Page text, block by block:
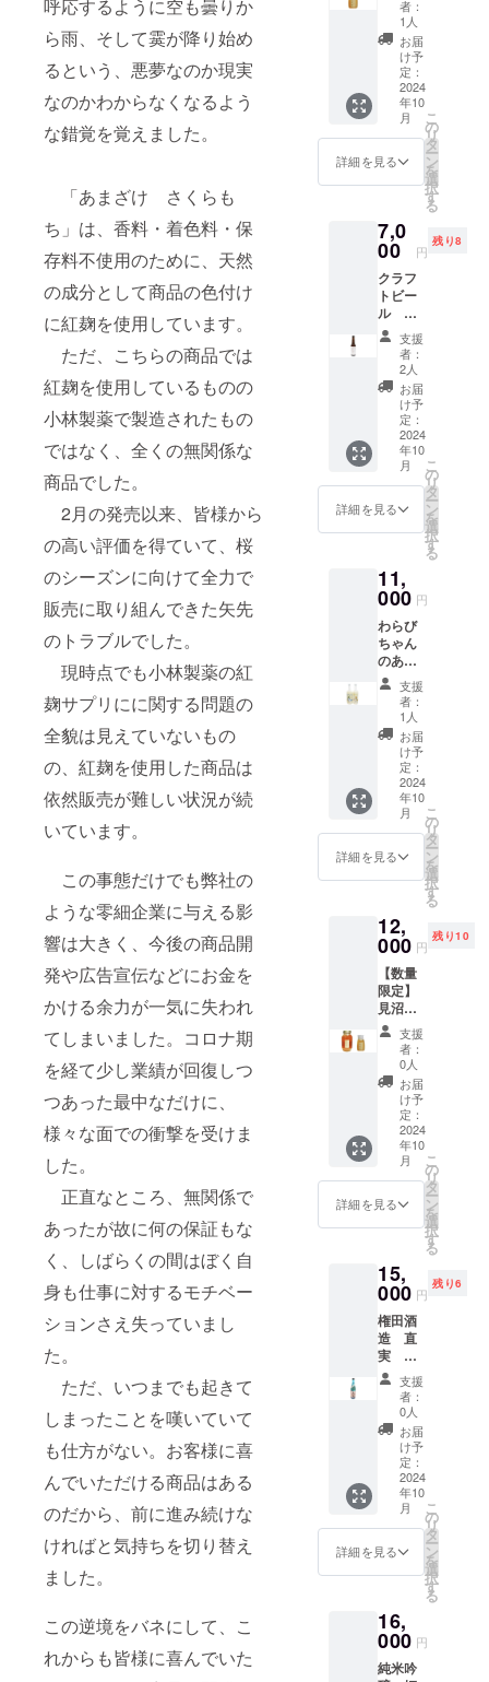
呼応するように空も曇りか
ら雨、そして霙が降り始め
るという、悪夢なのか現実
なのかわからなくなるよう
な錯覚を覚えました。
「あまざけ さくらも
ち」は、香料・着色料・保
存料不使用のために、天然
の成分として商品の色付け
に紅麹を使用しています。
ただ、こちらの商品では
紅麹を使用しているものの
小林製薬で製造されたもの
ではなく、全くの無関係な
商品でした。
2月の発売以来、皆様から
の高い評価を得ていて、桜
のシーズンに向けて全力で
販売に取り組んできた矢先
のトラブルでした。
現時点でも小林製薬の紅
麹サプリにに関する問題の
全貌は見えていないもの
の、紅麹を使用した商品は
依然販売が難しい状況が続
いています。
この事態だけでも弊社の
ような零細企業に与える影
響は大きく、今後の商品開
発や広告宣伝などにお金を
かける余力が一気に失われ
てしまいました。コロナ期
を経て少し業績が回復しつ
つあった最中なだけに、
様々な面での衝撃を受けま
した。
正直なところ、無関係で
あったが故に何の保証もな
く、しばらくの間はぼく自
身も仕事に対するモチベー
ションさえ失っていまし
た。
ただ、いつまでも起きて
しまったことを嘆いていて
も仕方がない。お客様に喜
んでいただける商品はある
のだから、前に進み続けな
ければと気持ちを切り替え
ました。
この逆境をバネにして、こ
れからも皆様に喜んでいた
性がご
ざいま
す。 掲
載方
法：文
字の
み、
ニック
ム、イ
ニシャ
意事
項：ご
支援に
際し、
必ず備
考欄に
掲載を
希望さ
れるお
名前を
ご記入
くださ
い。 掲
載を希
望され
合に
は、
し」と
ご記載
くださ
い。
シール
につい
て 現在
デザイ
ンは調
整中で
す。 リ
ターン
用のオ
リジナ
ものを
ご用意
す。 サ
イズは
60ｘ60
㎜の丸
型を想
定して
います
が、変
更の可
能性も
ござい
ます。
予めご
了承く
ださ
い。
希望の
場合に
はお知
らせく
ださ
い。
ホーム
ページ
のレイ
り、掲
載場所
等が変
更にな
る可能
性がご
ざいま
す。 掲
載方
法：文
字の
み、
ニック
ネー
ニシャ
ルな
項：ご
支援に
際し、
必ず備
考欄に
掲載を
希望さ
れるお
名前を
ご記入
くださ
い。 掲
載を希
望され
ない場
は、
「掲載
ご記載
くださ
い。
シール
につい
て 現在
デザイ
ンは調
整中で
す。 リ
ターン
用のオ
リジナ
ルデザ
ご用意
致しま
イズは
60ｘ60
㎜の丸
型を想
定して
います
が、変
更の可
能性も
ござい
ます。
予めご
了承く
ださ
い。
は、
「掲載
希望な
し」と
ご記載
くださ
い。
シール
につい
整中で
す。 リ
ターン
用のオ
リジナ
ルデザ
インの
ものを
ご用意
致しま
す。 サ
イズは
60ｘ60
㎜の丸
型を想
定して
います
ござい
ます。
了承く
ださ
い。
ものを
お届け
いたし
ます。
原産国:
日本 原
材料
名：米
こうじ
（国内
製
赤米
（埼玉
県蓮田
市産）
弊社
ホーム
ページ
へのお
名前掲
載につ
いて 掲
載期
間：
2025年
1月から
5年間掲
載しま
い場
合、掲
載の中
止をご
希望の
場合に
はお知
らせく
ださ
い。
ホーム
ページ
のレイ
アウト
変更等
によ
り、掲
更にな
る可能
ざいま
す。 掲
載方
法：文
字の
み、
ニック
ネー
ム、イ
ニシャ
ルな
ど。 注
項：ご
支援に
考欄に
掲載を
希望さ
れるお
名前を
ご記入
くださ
い。 掲
載を希
望され
ない場
合に
は、
「掲載
希望な
ご記載
くださ
につい
て 現在
デザイ
載しま
す。 掲
載を希
望しな
い場
合、掲
載の中
止をご
希望の
場合に
はお知
ださ
い。
ホーム
ページ
のレイ
アウト
変更等
によ
り、掲
載場所
や配置
等が変
更にな
る可能
性がご
ざいま
す。 掲
載方
法：文
み、
ニック
ネー
ム、イ
ニシャ
ルな
ど。 注
意事
項：ご
支援に
際し、
必ず備
考欄に
掲載を
希望さ
れるお
名前を
載を希
望され
ない場
合に
は、
「掲載
希望な
し」と
ご記載
くださ
い。
シール
につい
て 現在
デザイ
ンは調
整中で
リジナ
ルデザ
ものを
ご用意
致しま
す。 サ
イズは
60ｘ60
㎜の丸
型を想
定して
います
が、変
更の可
ござい
ます。
ださ
い。
ど。 注
意事
項：ご
支援に
際し、
必ず備
考欄に
掲載を
希望さ
れるお
名前を
くださ
い。 掲
載を希
望され
ない場
合に
は、
「掲載
希望な
し」と
ご記載
くださ
い。
シール
につい
て 現在
デザイ
ンは調
整中で
ターン
用のオ
リジナ
ルデザ
インの
ものを
ご用意
致しま
す。 サ
イズは
60ｘ60
㎜の丸
型を想
定して
います
が、変
更の可
能性も
ござい
予めご
了承く
ださ
い。 お
まけに
ついて
埼玉県
産 狭
山茶
宇治抹
茶入り
玄米茶
aburabi
オリジ
ナルブ
レン
ド 60
玄米茶
原材料
名：
（国
産）・
玄米
（国
産）・
抹茶
（国
産） 内
容量：
60ｇ 賞
味期
限：90
日以上
の期間
法：直
射日
温・多
アウト
変更等
によ
り、掲
載場所
や配置
等が変
性がご
ざいま
載方
法：文
字の
み、
ニック
ネー
ム、イ
ニシャ
ルな
ど。 注
意事
項：ご
支援に
際し、
必ず備
考欄に
掲載を
希望さ
れるお
ご記入
くださ
い。 掲
載を希
望され
ない場
合に
は、
「掲載
希望な
し」と
ご記載
くださ
い。
シール
につい
て 現在
デザイ
ンは調
す。 リ
ターン
用のオ
リジナ
ルデザ
インの
ものを
ご用意
致しま
す。 サ
イズは
60ｘ60
㎜の丸
型を想
定して
います
が、変
更の可
能性も
ます。
予めご
了承く
ださ
い。 お
まけに
ついて
埼玉県
産 狭
山茶
宇治抹
茶入り
玄米茶
aburabi
オリジ
ナルブ
レン
茶入り
玄米茶
原材料
名：
1月から
5年間掲
載しま
す。 掲
載を希
望しな
い場
合、掲
止をご
希望の
らせく
ださ
い。
ホーム
ページ
のレイ
アウト
変更等
によ
り、掲
載場所
や配置
等が変
更にな
ざいま
す。 掲
法：文
字の
み、
ニック
ネー
ム、イ
ニシャ
ルな
ど。 注
意事
項：ご
支援に
際し、
必ず備
考欄に
掲載を
希望さ
れるお
名前を
くださ
い。 掲
載を希
望され
ない場
合に
は、
「掲載
希望な
し」と
ご記載
くださ
い。
シール
につい
て 現在
デザイ
ンは調
整中で
ターン
用のオ
リジナ
ルデザ
インの
ものを
ご用意
致しま
す。 サ
イズは
60ｘ60
㎜の丸
型を想
定して
います
が、変
更の可
能性も
ござい
予めご
了承く
ださ
い。 お
5.11㎢
の文字
がデザ
インさ
れてい
ます。
サイズ
はS・
M・L・
XLの4
種類。
ページ
へのお
名前掲
載につ
いて 掲
載期
間：
2025年
1月から
5年間掲
載しま
す。 掲
載を希
望しな
い場
載の中
止をご
はお知
らせく
ださ
い。
ホーム
ページ
のレイ
アウト
変更等
によ
り、掲
載場所
や配置
等が変
性がご
ざいま
載方
法：文
字の
み、
ニック
ネー
ム、イ
ニシャ
ルな
ど。 注
意事
項：ご
支援に
際し、
必ず備
考欄に
掲載を
希望さ
れるお
ご記入
くださ
い。 掲
載を希
望され
ない場
合に
は、
「掲載
希望な
し」と
ご記載
くださ
い。
シール
につい
て 現在
デザイ
ンは調
す。 リ
ターン
用のオ
リジナ
合わせ
やす
い、
ちょっ
と辛口
のお酒
で、冷
やして
飲むの
酒で
す。 全
土産品
連盟会
長賞を
受賞し
ていま
す。 行
田市の
横田酒
造にて
生産し
ていま
す。 ※
イメー
ジで
付属し
ていま
せん。
純米吟
醸 姫
蕨 品
目：清
酒 内容
量：
720ml
原材料
名：米
（国
産）、
米こう
産米）
精米歩
ルコー
ル分：
15度以
上16度
未満 弊
社ホー
ムペー
ジへの
お名前
掲載に
ついて
掲載期
間：
2025年
1月から
載しま
す。 掲
望しな
い場
合、掲
載の中
止をご
希望の
場合に
はお知
らせく
ださ
い。
ホーム
ページ
のレイ
アウト
変更等
によ
り、掲
載場所
等が変
更にな
る可能
性がご
玉県産
のお米
「彩の
きず
な」、
ゆずは
毛呂山
町産の
「桂木
してい
ます。
保存料
や着色
料、香
料を加
えず、
砂糖や
酒粕を
使用し
ていな
い麹の
あまざ
けで
す。 ノ
ンアル
コール
らお年
寄りま
しみい
ただけ
ます。
お米由
来の自
然な甘
さをご
堪能い
ただけ
ます。
暑かっ
たり体
などで
食欲が
手軽に
補給で
きま
す。 夏
は冷や
した
り、ア
イスで
もお楽
しみい
ただけ
ます。
わらび
ちゃん
のあま
は、
2023年
TENAS
HI
Selecti
on」
「埼玉
県新商
品
AWARD
」に入
賞して
いま
す。 わ
らび
ちゃん
プレー
ン 名
まざけ
内容
量：
770ｇ
くりも
の
aburabi
はちみ
つ 国
産非加
熱百花
蜜 300
ｇ
チュー
ブ 送
み お
よび
オリジ
ナル
シー
ル・お
礼状・
弊社
ホーム
ページ
へのお
名前掲
載・お
まけ
（埼玉
県産
狭山
米茶
aburabi
オリジ
ナルブ
レン
ド 60
ｇ）。
見沼田
んぼの
自然の
なかで
育っ
た、そ
の時期
のお花
の蜜の
ブレン
く時期
が移り
ので、
蜜の色
や香り
や味わ
いがそ
の時々
で変
わって
きま
す。 こ
ちら
は、ご
数量と
蜜の生
送時期
が前後
する場
合がご
ざいま
す。 見
沼田ん
ぼから
のおく
りもの
aburabi
はちみ
つ 名
称：は
ちみつ
名：は
ちみつ
300ｇ
保存方
法：直
者：
1人
お届
け予
定：
2024
年10
月
詳細を見る
こ
の
リ
タ
ー
ン
を
選
択
す
る
7,0
00 円
残り8
クラフ
トビー
ル あ
なたに
会え
て
330ml
ボト
ル 6本
セッ
ト 送
料込
み お
よび
オリジ
ナル
ル・お
礼状・
弊社
ホーム
ページ
へのお
名前掲
載・お
まけ
（埼玉
県産
狭山
茶 宇
治抹茶
入り玄
米茶
aburabi
ド 60
ｇ）。
※20歳未
満の者
による
飲酒は
法令で
禁止さ
れてい
ます。
20歳未
満の方
はこの
リター
ンを選
択でき
ませ
メリカ
ンペー
ル。 親
しい人
への
ちょっ
とした
プレゼ
ントに
使える
よう
に、ラ
ベルに
余白を
メッ
セージ
スペー
スにし
ていま
す。感
支援
者：
2人
お届
け予
定：
2024
年10
月
詳細を見る
こ
の
リ
タ
ー
ン
を
選
択
す
る
11,
000 円
わらび
ちゃん
のあま
ざけぷ
れーん/
ゆず
770ｇボ
トル
「あま
ざけ
さくら
もち」
「古代
米（赤
米）の
あまざ
770ｇボ
トル
各1本の
計6本
セッ
ト 送
料込
み お
よび
オリジ
ナル
シー
ル・お
礼状・
弊社
ホーム
ページ
玉県産
のお米
「彩の
きず
な」、
ゆずは
毛呂山
町産の
「桂木
ゆず」
の果汁
を使用
してい
ます。
保存料
や着色
料、香
酒粕を
使用し
い麹の
支援
者：
1人
お届
け予
定：
2024
年10
月
詳細を見る
こ
の
リ
タ
ー
ン
を
選
択
す
る
12,
000 円
残り10
【数量
限定】
見沼田
んぼか
らのお
くりも
の
aburabi
はちみ
つ 国
産非加
熱百花
蜜
1200ｇ
瓶
+300g
ブ 送
料込
み お
よび
オリジ
ナル
シー
ル・お
礼状・
弊社
ホーム
ページ
へのお
名前掲
載・お
まけ
（埼玉
治抹茶
入り玄
米茶
aburabi
支援
者：
0人
お届
け予
定：
2024
年10
月
詳細を見る
こ
の
リ
タ
ー
ン
を
選
択
す
る
15,
000 円
残り6
権田酒
造 直
実 特
別本醸
造 あ
ぶらび
オリジ
ナル
ブルー
ボト
ル
720ml
6本
送料込
み お
よび
ナル
シー
ル・お
礼状・
支援
者：
0人
お届
け予
定：
2024
年10
月
詳細を見る
こ
の
リ
タ
ー
ン
を
選
択
す
る
16,
000 円
純米吟